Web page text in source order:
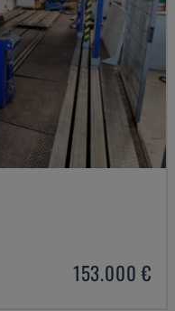
153.000 €